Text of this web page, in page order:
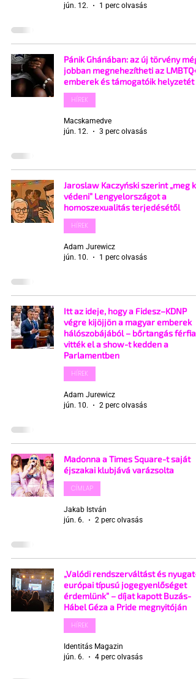
jún. 12.
1 perc olvasás
Pánik Ghánában: az új törvény még
jobban megnehezítheti az LMBTQ+
emberek és támogatóik helyzetét
HÍREK
Macskamedve
jún. 12.
3 perc olvasás
Jaroslaw Kaczyński szerint „meg
védeni” Lengyelországot a
homoszexualitás terjedésétől
HÍREK
Adam Jurewicz
jún. 10.
1 perc olvasás
Itt az ideje, hogy a Fidesz–KDNP
végre kijöjjön a magyar emberek
hálószobájából – bőrtangás férfiak
vitték el a show-t kedden a
Parlamentben
HÍREK
Adam Jurewicz
jún. 10.
2 perc olvasás
Madonna a Times Square-t saját
éjszakai klubjává varázsolta
CÍMLAP
Jakab István
jún. 6.
2 perc olvasás
„Valódi rendszerváltást és nyugat-
európai típusú jogegyenlőséget
érdemlünk” – díjat kapott Buzás-
Hábel Géza a Pride megnyitóján
HÍREK
Identitás Magazin
jún. 6.
4 perc olvasás